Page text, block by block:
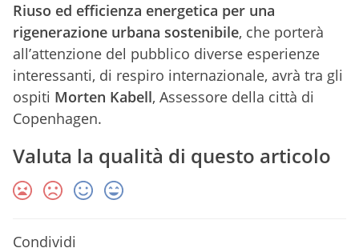
Riuso ed efficienza energetica per una
rigenerazione urbana sostenibile, che porterà
all’attenzione del pubblico diverse esperienze
interessanti, di respiro internazionale, avrà tra gli
ospiti Morten Kabell, Assessore della città di
Copenhagen.
Valuta la qualità di questo articolo
Condividi